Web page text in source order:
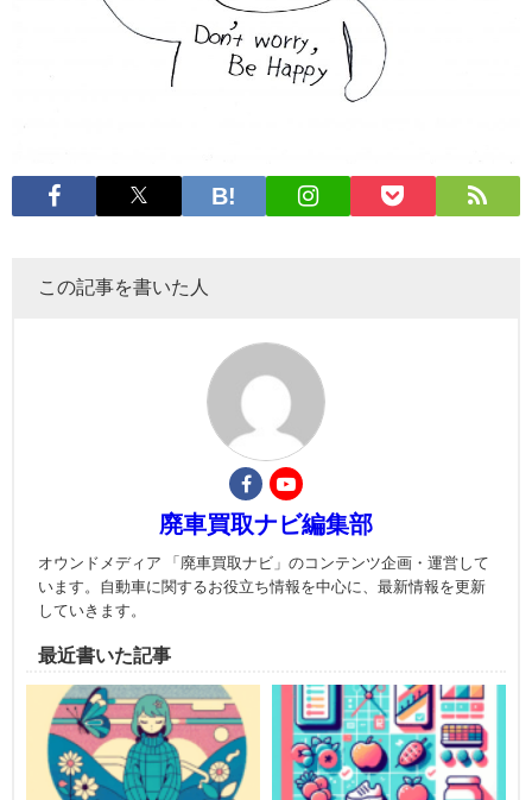
この記事を書いた人
廃車買取ナビ編集部
オウンドメディア 「廃車買取ナビ」のコンテンツ企画・運営して
います。自動車に関するお役立ち情報を中心に、最新情報を更新
していきます。
最近書いた記事